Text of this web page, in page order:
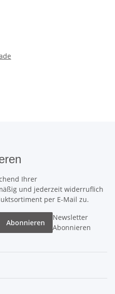
Ihrer
und jederzeit widerruflich
per E-Mail zu.
Abonnieren
Newsletter
Abonnieren